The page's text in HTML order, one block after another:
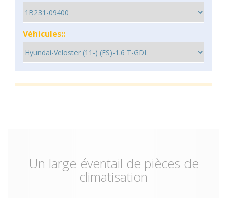
Véhicules::
Un large éventail de pièces de
climatisation